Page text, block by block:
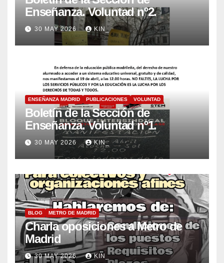
Enseñanza. Voluntad nº2.
30 MAY 2026 KIN_
ENSEÑANZA MADRID PUBLICACIONES VOLUNTAD
Boletín de la Sección de
Enseñanza. Voluntad nº1.
30 MAY 2026 KIN_
BLOG METRO DE MADRID
Charla oposiciones a Metro de
Madrid
30 MAY 2026 KIN_